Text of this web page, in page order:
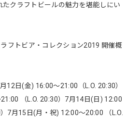
クラフトビールの魅力を堪能しにい
フトビア・コレクション2019 開催概
12日(金) 16:00～21:00（L.O. 20:30）
（L.O. 20:30）7月14日(日) 12:00
7月15日(月・祝) 12:00～20:00 （L.O.